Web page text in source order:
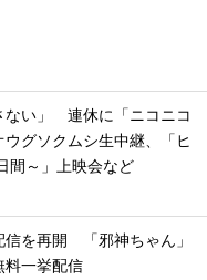
ない」 連休に「ニコニコ
グソクムシ生中継、「ヒ
間～」上映会など
信を再開 「邪神ちゃん」
料一挙配信